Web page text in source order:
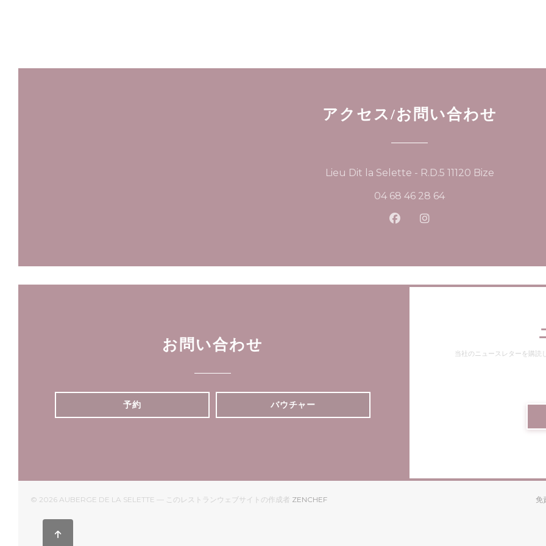
アクセス/お問い合わせ
Lieu Dit la Selette - R.D.5 11120 Bize((新しいウ
04 68 46 28 64
Facebook ((新しいウィンドウ
Instagram ((新しいウィ
お問い合わせ
予約 バウチャー
当社のニュースレターを購読
© 2026 AUBERGE DE LA SELETTE — このレストランウェブサイトの作成者 ZENCHEF((新しいウィンドウで開きます)) 免